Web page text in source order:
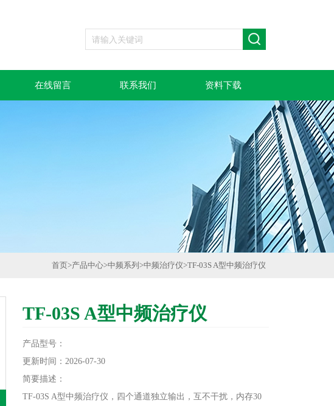
在线留言 联系我们 资料下载
首页>产品中心>中频系列 >中频治疗仪>TF-03S A型中频治疗仪
TF-03S A型中频治疗仪
产品型号：
更新时间：2026-07-30
简要描述：
TF-03S A型中频治疗仪，四个通道独立输出，互不干扰，内存30